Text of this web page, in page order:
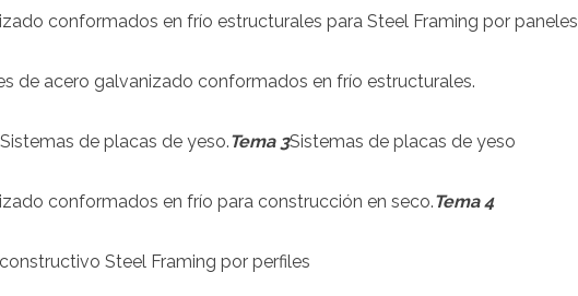
conformados en frío estructurales para Steel Framing por paneles
de acero galvanizado conformados en frío estructurales.
de placas de yeso.Tema 3Sistemas de placas de yeso
conformados en frío para construcción en seco.Tema 4
Steel Framing por perfiles